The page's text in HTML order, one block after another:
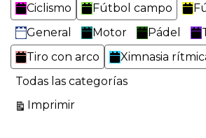
Ciclismo
Fútbol campo
General
Motor Pádel
Tiro con arco
Ximnasia
Todas las categorías
ImprimirVistas